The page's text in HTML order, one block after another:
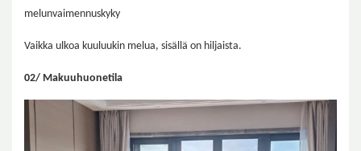
melunvaimennuskyky
Vaikka ulkoa kuuluukin melua, sisällä on hiljaista.
02/ Makuuhuonetila